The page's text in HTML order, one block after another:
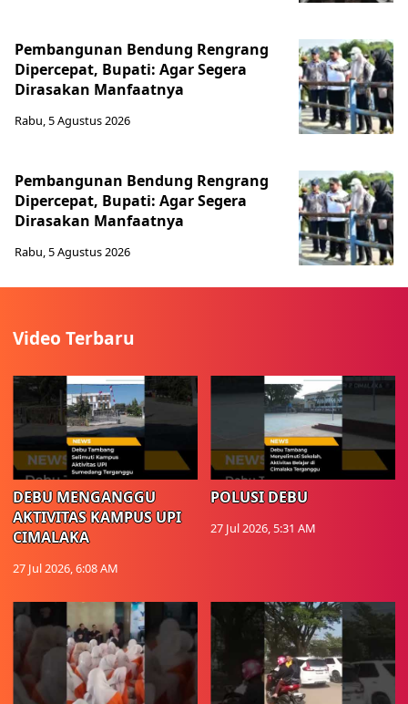
Pembangunan Bendung Rengrang
Dipercepat, Bupati: Agar Segera
Dirasakan Manfaatnya
Rabu, 5 Agustus 2026
Pembangunan Bendung Rengrang
Dipercepat, Bupati: Agar Segera
Dirasakan Manfaatnya
Rabu, 5 Agustus 2026
Video Terbaru
DEBU MENGANGGU
AKTIVITAS KAMPUS UPI
CIMALAKA
27 Jul 2026, 6:08 AM
POLUSI DEBU
27 Jul 2026, 5:31 AM